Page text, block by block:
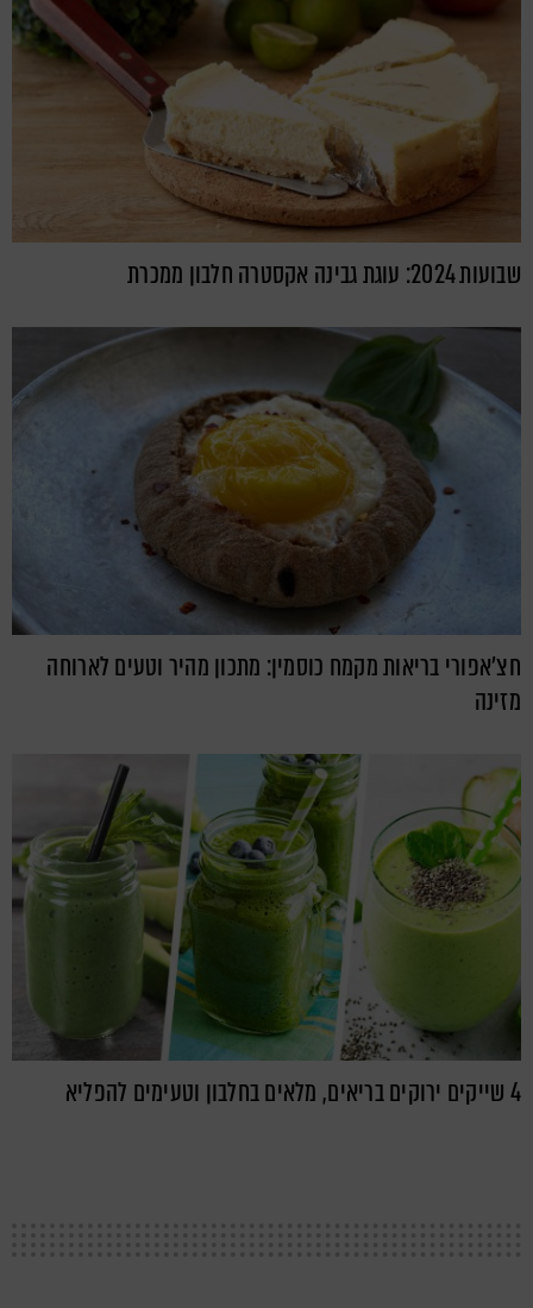
שבועות 2024: עוגת גבינה אקסטרה חלבון ממכרת
חצ'אפורי בריאות מקמח כוסמין: מתכון מהיר וטעים לארוחה
מזינה
4 שייקים ירוקים בריאים, מלאים בחלבון וטעימים להפליא